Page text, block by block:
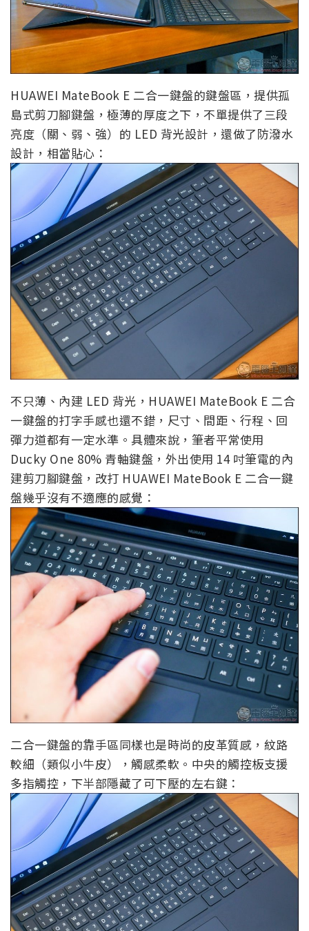
HUAWEI MateBook E 二合一鍵盤的鍵盤區，提供孤
島式剪刀腳鍵盤，極薄的厚度之下，不單提供了三段
亮度（關、弱、強）的 LED 背光設計，還做了防潑水
設計，相當貼心：
不只薄、內建 LED 背光，HUAWEI MateBook E 二合
一鍵盤的打字手感也還不錯，尺寸、間距、行程、回
彈力道都有一定水準。具體來說，筆者平常使用
Ducky One 80% 青軸鍵盤，外出使用 14 吋筆電的內
建剪刀腳鍵盤，改打 HUAWEI MateBook E 二合一鍵
盤幾乎沒有不適應的感覺：
二合一鍵盤的靠手區同樣也是時尚的皮革質感，紋路
較細（類似小牛皮），觸感柔軟。中央的觸控板支援
多指觸控，下半部隱藏了可下壓的左右鍵：